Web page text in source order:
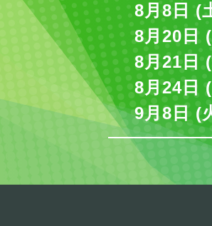
8月8日 (
8月20日
8月21日
8月24日
9月8日 (